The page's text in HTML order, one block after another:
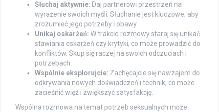
Słuchaj aktywnie: Daj partnerowi przestrzeń na
wyrażenie swoich myśli. Słuchanie jest kluczowe, aby
zrozumieć jego potrzeby i obawy.
Unikaj oskarżeń: W trakcie rozmowy staraj się unikać
stawiania oskarżeń czy krytyki, co może prowadzić do
konfliktów. Skup się raczej na swoich odczuciach i
potrzebach.
Wspólnie eksplorujcie: Zachęcajcie się nawzajem do
odkrywania nowych doświadczeń i technik, co może
zacieśnić więź i zwiększyć satysfakcję.
Wspólna rozmowa na temat potrzeb seksualnych może